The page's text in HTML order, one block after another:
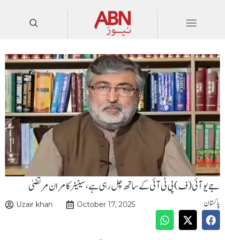
جے یو آئی (ف) پی ٹی آئی کے ساتھ چل رہی ہے، سینیٹر کامران مرتضیٰ
پاکستان Uzair khan October 17, 2025